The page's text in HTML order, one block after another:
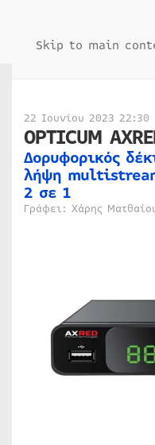
Skip to main
22 Ιουνίου 2023 22:30
OPTICUM
Δορυφορικός
λήψη
2 σε 1
Γράφει: Χάρης